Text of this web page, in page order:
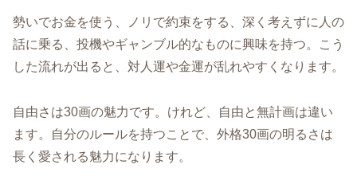
勢いでお金を使う、ノリで約束をする、深く考えずに人の
話に乗る、投機やギャンブル的なものに興味を持つ。こう
した流れが出ると、対人運や金運が乱れやすくなります。
自由さは30画の魅力です。けれど、自由と無計画は違い
ます。自分のルールを持つことで、外格30画の明るさは
長く愛される魅力になります。